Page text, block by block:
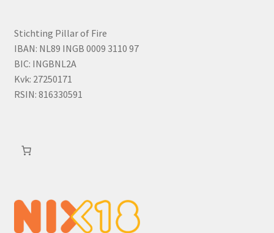
Stichting Pillar of Fire
IBAN: NL89 INGB 0009 3110 97
BIC: INGBNL2A
Kvk: 27250171
RSIN: 816330591